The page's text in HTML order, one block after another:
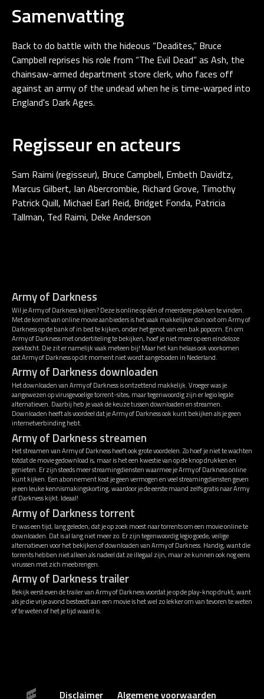
Samenvatting
Back to do battle with the hideous “Deadites,” Bruce
Campbell reprises his role from “The Evil Dead” as Ash, the
chainsaw-armed department store clerk, who faces off
against an army of the undead when he is time-warped into
England's Dark Ages.
Regisseur en acteurs
Sam Raimi (regisseur), Bruce Campbell, Embeth Davidtz,
Marcus Gilbert, Ian Abercrombie, Richard Grove, Timothy
Patrick Quill, Michael Earl Reid, Bridget Fonda, Patricia
Tallman, Ted Raimi, Deke Anderson
Army of Darkness
Wil je Army of Darkness kijken? Deze is online op één of meerdere plekken te vinden.
Met de komst van online movie aanbieders is het vaak makkelijker dan ooit om Army of
Darkness op de bank of in bed te kijken, onder het genot van een bak popcorn. En om
Army of Darkness met ondertiteling te bekijken, hoef je niet meer op een eindeloze
zoektocht. Die zit er namelijk vaak meteen bij! Maar het kan helaas ook voorkomen
dat Army of Darkness op dit moment niet wordt aangeboden in Nederland.
Army of Darkness downloaden
Het downloaden van Army of Darkness is ontzettend makkelijk. Vroeger was je
aangewezen op virusgevoelige torrent-sites, maar tegenwoordig zijn er legio legale
alternatieven. Daarbij heb je vaak de keuze tussen downloaden en streamen.
Downloaden heeft als voordeel dat je Army of Darkness ook kunt bekijken als je geen
internetverbinding hebt.
Army of Darkness streamen
Het streamen van Army of Darkness heeft ook grote voordelen. Zo hoef je niet te wachten
totdat de movie gedownload is, maar is het een kwestie van op de knop drukken en
genieten. Er zijn steeds meer streamingdiensten waarmee je Army of Darkness online
kunt kijken. Een abonnement kost je geen vermogen en veel streamingdiensten geven
je een leuke kennismakingskorting, waardoor je de eerste maand zelfs gratis naar Army
of Darkness kijkt. Ideaal!
Army of Darkness torrent
Er was een tijd, lang geleden, dat je op zoek moest naar torrents om een movie online te
downloaden. Dat is al lang niet meer zo. Er zijn tegenwoordig legio goede, veilige
alternatieven voor het bekijken of downloaden van Army of Darkness. Handig, want die
torrents hebben niet alleen als nadeel dat ze illegaal zijn, maar ze kunnen ook nog eens
virussen met zich meebrengen.
Army of Darkness trailer
Bekijk eerst even de trailer van Army of Darkness voordat je op de play-knop drukt, want
als je die vrije avond besteedt aan een movie is het wel zo lekker om van tevoren te weten
of te weten of het je tijd waard is.
Disclaimer Algemene voorwaarden